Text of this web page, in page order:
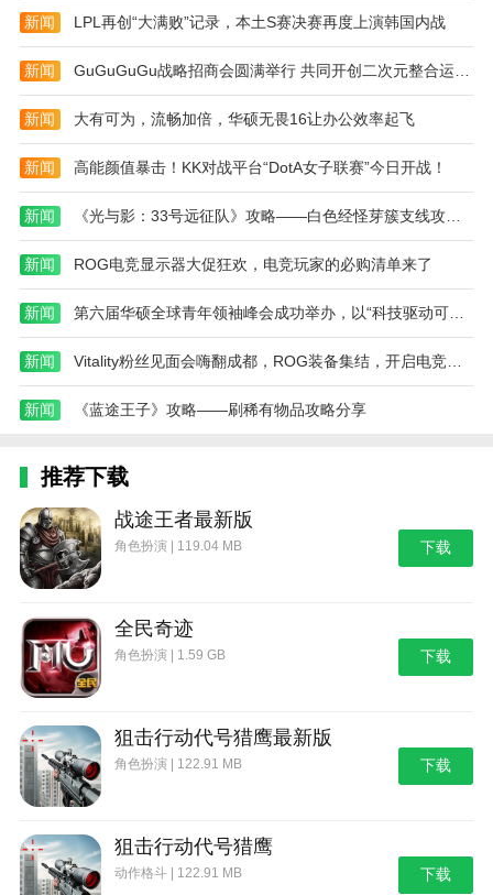
网站！
新闻 LPL再创“大满败”记录，本土S赛决赛再度上演韩国内战
新闻 GuGuGuGu战略招商会圆满举行 共同开创二次元整合运营新未来
新闻 大有可为，流畅加倍，华硕无畏16让办公效率起飞
新闻 高能颜值暴击！KK对战平台“DotA女子联赛”今日开战！
新闻 《光与影：33号远征队》攻略——白色经怪芽簇支线攻略分享
新闻 ROG电竞显示器大促狂欢，电竞玩家的必购清单来了
新闻 第六届华硕全球青年领袖峰会成功举办，以“科技驱动可持续”赋能全球青年
新闻 Vitality粉丝见面会嗨翻成都，ROG装备集结，开启电竞新体验
新闻 《蓝途王子》攻略——刷稀有物品攻略分享
推荐下载
战途王者最新版
角色扮演 | 119.04 MB 下载
全民奇迹
角色扮演 | 1.59 GB 下载
狙击行动代号猎鹰最新版
角色扮演 | 122.91 MB 下载
狙击行动代号猎鹰
动作格斗 | 122.91 MB 下载